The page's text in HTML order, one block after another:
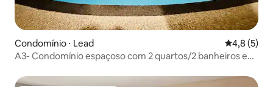
Condomínio ⋅ Lead 4,8 de
4,8 (5)
A3- Condomínio espaçoso com 2 quartos/2 banheiros e